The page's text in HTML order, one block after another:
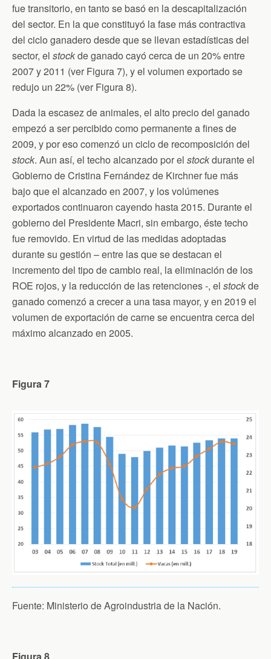
fue transitorio, en tanto se basó en la descapitalización
del sector. En la que constituyó la fase más contractiva
del ciclo ganadero desde que se llevan estadísticas del
sector, el stockde ganado cayó cerca de un 20% entre
2007 y 2011 (ver Figura 7), y el volumen exportado se
redujo un 22% (ver Figura 8).
Dada la escasez de animales, el alto precio del ganado
empezó a ser percibido como permanente a fines de
2009, y por eso comenzó un ciclo de recomposición del
stock. Aun así, el techo alcanzado por el stockdurante el
Gobierno de Cristina Fernández de Kirchner fue más
bajo que el alcanzado en 2007, y los volúmenes
exportados continuaron cayendo hasta 2015. Durante el
gobierno del Presidente Macri, sin embargo, éste techo
fue removido. En virtud de las medidas adoptadas
durante su gestión – entre las que se destacan el
incremento del tipo de cambio real, la eliminación de los
ROE rojos, y la reducción de las retenciones -, el stockde
ganado comenzó a crecer a una tasa mayor, y en 2019 el
volumen de exportación de carne se encuentra cerca del
máximo alcanzado en 2005.
Figura 7
Fuente: Ministerio de Agroindustria de la Nación.
Figura 8